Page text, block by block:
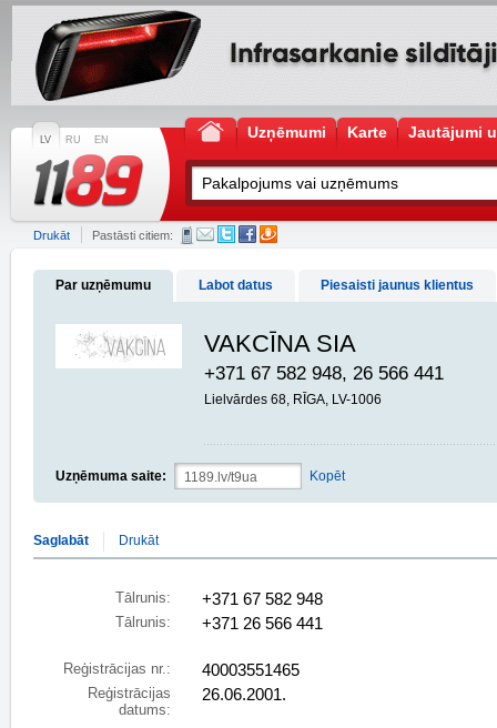
LV RU EN Uzņēmumi Karte Jautājumi
Drukāt Pastāsti citiem:
Par uzņēmumu Labot datus Piesaisti jaunus klientus
VAKCĪNA SIA
+371 67 582 948, 26 566 441
Lielvārdes 68, RĪGA, LV-1006
Uzņēmuma saite: Kopēt
Saglabāt Drukāt
Tālrunis: +371 67 582 948
Tālrunis: +371 26 566 441
Reģistrācijas nr.: 40003551465
Reģistrācijas
datums:
26.06.2001.